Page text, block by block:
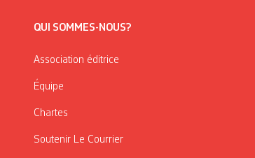
QUI SOMMES-NOUS?
Association éditrice
Équipe
Chartes
Soutenir Le Courrier